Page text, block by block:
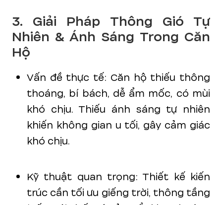
3. Giải Pháp Thông Gió Tự
Nhiên & Ánh Sáng Trong Căn
Hộ
Vấn đề thực tế: Căn hộ thiếu thông
thoáng, bí bách, dễ ẩm mốc, có mùi
khó chịu. Thiếu ánh sáng tự nhiên
khiến không gian u tối, gây cảm giác
khó chịu.
Kỹ thuật quan trọng: Thiết kế kiến
trúc cần tối ưu giếng trời, thông tầng